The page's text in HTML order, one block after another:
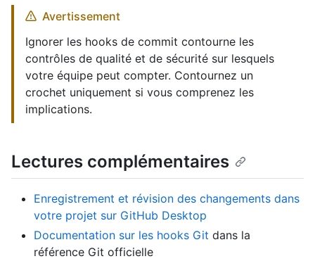
Avertissement
Ignorer les hooks de commit contourne les
contrôles de qualité et de sécurité sur lesquels
votre équipe peut compter. Contournez un
crochet uniquement si vous comprenez les
implications.
Lectures complémentaires
Enregistrement et révision des changements dans
votre projet sur GitHub Desktop
Documentation sur les hooks Git dans la
référence Git officielle